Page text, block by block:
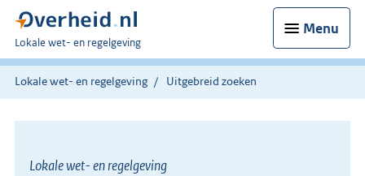
Menu
U
bent
hier:
Lokale wet- en regelgeving
Lokale wet- en regelgeving Uitgebreid zoeken
Lokale wet- en regelgeving